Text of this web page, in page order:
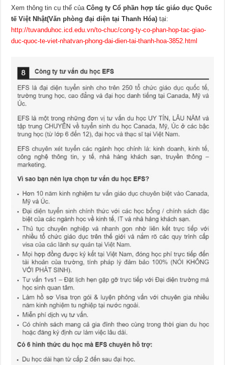
Xem thông tin cụ thể củaCông ty Cổ phần hợp tác giáo dục Quốc
tế Việt Nhật(Văn phòng đại diện tại Thanh Hóa) tại:
http://tuvanduhoc.icd.edu.vn/to-chuc/cong-ty-co-phan-hop-tac-giao-
duc-quoc-te-viet-nhatvan-phong-dai-dien-tai-thanh-hoa-3852.html